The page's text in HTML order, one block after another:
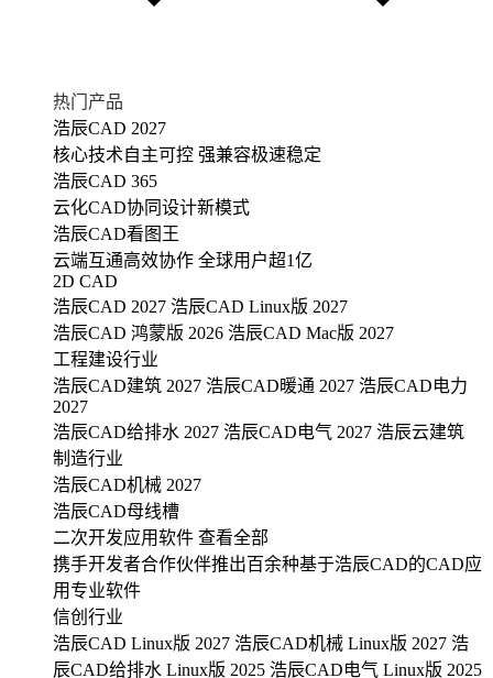
热门产品
浩辰CAD 2027
核心技术自主可控 强兼容极速稳定
浩辰CAD 365
云化CAD协同设计新模式
浩辰CAD看图王
云端互通高效协作 全球用户超1亿
2D CAD
浩辰CAD 2027 浩辰CAD Linux版 2027
浩辰CAD 鸿蒙版 2026 浩辰CAD Mac版 2027
工程建设行业
浩辰CAD建筑 2027 浩辰CAD暖通 2027 浩辰CAD电力
2027
浩辰CAD给排水 2027 浩辰CAD电气 2027 浩辰云建筑
制造行业
浩辰CAD机械 2027
浩辰CAD母线槽
二次开发应用软件 查看全部
携手开发者合作伙伴推出百余种基于浩辰CAD的CAD应
用专业软件
信创行业
浩辰CAD Linux版 2027 浩辰CAD机械 Linux版 2027 浩
辰CAD给排水 Linux版 2025 浩辰CAD电气 Linux版 2025